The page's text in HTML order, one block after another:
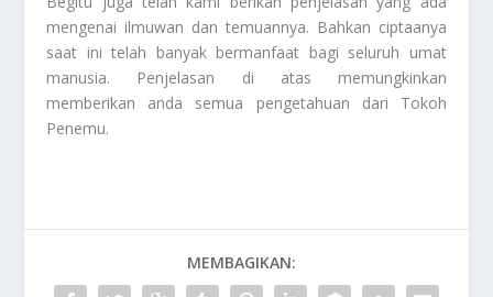
mengenai ilmuwan dan temuannya. Bahkan ciptaanya
saat ini telah banyak bermanfaat bagi seluruh umat
manusia. Penjelasan di atas memungkinkan
memberikan anda semua pengetahuan dari Tokoh
Penemu.
MEMBAGIKAN: